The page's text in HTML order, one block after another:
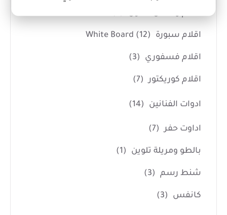
اقلام سبورة White Board (12)
اقلام فسفوري (3)
اقلام كوريكتور (7)
ادوات الفنانين (14)
اداوت حفر (7)
بالطو ومريلة تلوين (1)
شنط رسم (3)
كانفس (3)